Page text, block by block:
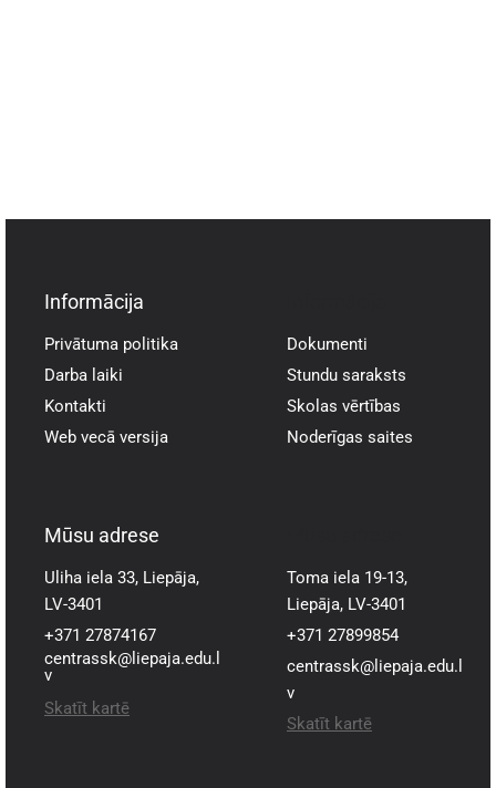
Informācija
Privātuma politika
Darba laiki
Kontakti
Web vecā versija
Dokumenti
Stundu saraksts
Skolas vērtības
Noderīgas saites
Mūsu adrese
Uliha iela 33, Liepāja,
LV-3401
+371 27874167
centrassk@liepaja.edu.l
v
Skatīt kartē
Toma iela 19-13,
Liepāja, LV-3401
+371 27899854
centrassk@liepaja.edu.l
v
Skatīt kartē